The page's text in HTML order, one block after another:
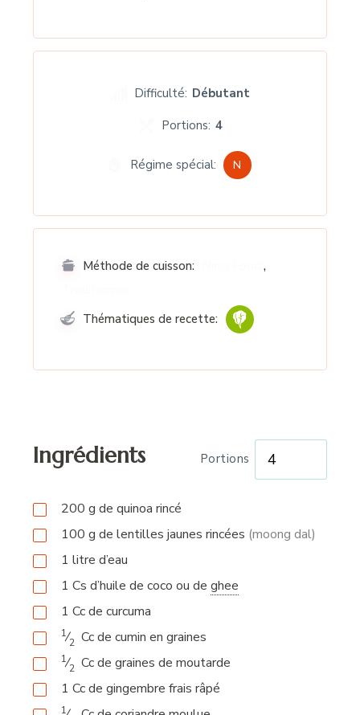
Difficulté: Débutant
Portions: 4
Régime spécial: N
Méthode de cuisson: Ninja Foodi,
Thématiques de recette:
Ingrédients Portions
200 g de quinoa rincé
100 g de lentilles jaunes rincées (moong dal)
1 litre d’eau
1 Cs d’huile de coco ou de ghee
1 Ccde curcuma
1⁄2 Ccde cumin en graines
1⁄2 Ccde graines de moutarde
1 Ccde gingembre frais râpé
1